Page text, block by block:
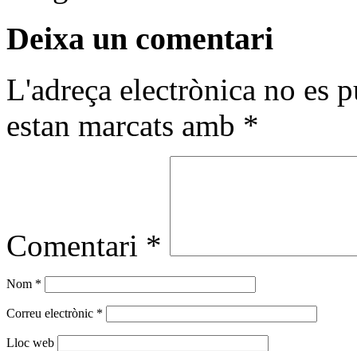
Deixa un comentari
L'adreça electrònica no es
estan marcats amb *
Comentari *
Nom *
Correu electrònic *
Lloc web